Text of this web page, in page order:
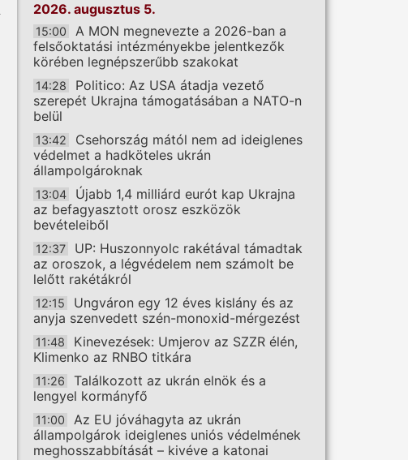
2026. augusztus 5.
15:00
A MON megnevezte a 2026-ban a
felsőoktatási intézményekbe jelentkezők
körében legnépszerűbb szakokat
14:28
Politico: Az USA átadja vezető
szerepét Ukrajna támogatásában a NATO-n
belül
13:42
Csehország mától nem ad ideiglenes
védelmet a hadköteles ukrán
állampolgároknak
13:04
Újabb 1,4 milliárd eurót kap Ukrajna
az befagyasztott orosz eszközök
bevételeiből
12:37
UP: Huszonnyolc rakétával támadtak
az oroszok, a légvédelem nem számolt be
lelőtt rakétákról
12:15
Ungváron egy 12 éves kislány és az
anyja szenvedett szén-monoxid-mérgezést
11:48
Kinevezések: Umjerov az SZZR élén,
Klimenko az RNBO titkára
11:26
Találkozott az ukrán elnök és a
lengyel kormányfő
11:00
Az EU jóváhagyta az ukrán
állampolgárok ideiglenes uniós védelmének
meghosszabbítását – kivéve a katonai